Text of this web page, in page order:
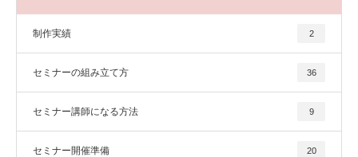
制作実績 2
セミナーの組み立て方 36
セミナー講師になる方法 9
セミナー開催準備 20